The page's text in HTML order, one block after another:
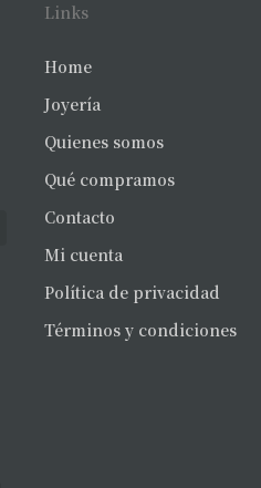
Links
Home
Joyería
Quienes somos
Qué compramos
Contacto
Mi cuenta
Política de privacidad
Términos y condiciones